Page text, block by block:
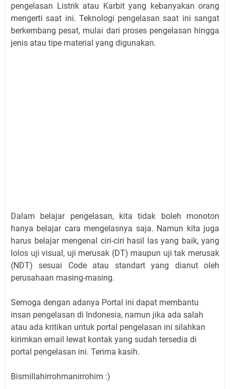
pengelasan Listrik atau Karbit yang kebanyakan orang
mengerti saat ini. Teknologi pengelasan saat ini sangat
berkembang pesat, mulai dari proses pengelasan hingga
jenis atau tipe material yang digunakan.
Dalam belajar pengelasan, kita tidak boleh monoton
hanya belajar cara mengelasnya saja. Namun kita juga
harus belajar mengenal ciri-ciri hasil las yang baik, yang
lolos uji visual, uji merusak (DT) maupun uji tak merusak
(NDT) sesuai Code atau standart yang dianut oleh
perusahaan masing-masing.
Semoga dengan adanya Portal ini dapat membantu
insan pengelasan di Indonesia, namun jika ada salah
atau ada kritikan untuk portal pengelasan ini silahkan
kirimkan email lewat kontak yang sudah tersedia di
portal pengelasan ini. Terima kasih.
Bismillahirrohmanirrohim :)